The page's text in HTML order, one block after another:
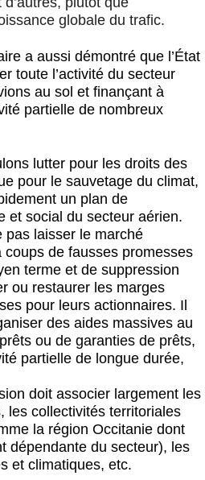
globale du trafic.
a aussi démontré que l’État
toute l’activité du secteur
au sol et finançant à
partielle de nombreux
lutter pour les droits des
pour le sauvetage du climat,
un plan de
et social du secteur aérien.
pas laisser le marché
de fausses promesses
terme et de suppression
ou restaurer les marges
pour leurs actionnaires. Il
des aides massives au
ou de garanties de prêts,
partielle de longue durée,
doit associer largement les
les collectivités territoriales
la région Occitanie dont
dépendante du secteur), les
et climatiques, etc.